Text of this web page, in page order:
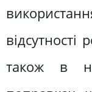
також в